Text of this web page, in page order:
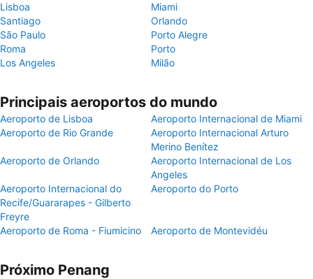
Lisboa
Miami
Santiago
Orlando
São Paulo
Porto Alegre
Roma
Porto
Los Angeles
Milão
Principais aeroportos do mundo
Aeroporto de Lisboa
Aeroporto Internacional de Miami
Aeroporto de Rio Grande
Aeroporto Internacional Arturo
Merino Benítez
Aeroporto de Orlando
Aeroporto Internacional de Los
Angeles
Aeroporto Internacional do
Recife/Guararapes - Gilberto
Freyre
Aeroporto do Porto
Aeroporto de Roma - Fiumicino Aeroporto de Montevidéu
Próximo Penang